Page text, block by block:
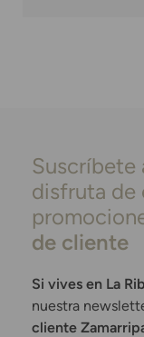
Suscríbete
disfruta de
de cliente
Si vives en La
nuestra
cliente